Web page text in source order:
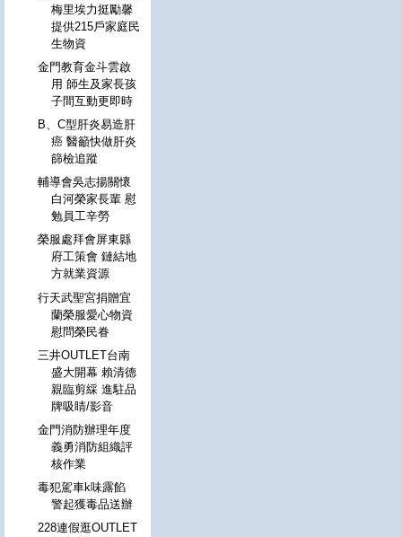
梅里埃力挺勵馨
提供215戶家庭民
生物資
金門教育金斗雲啟
用 師生及家長孩
子間互動更即時
B、C型肝炎易造肝
癌 醫籲快做肝炎
篩檢追蹤
輔導會吳志揚關懷
白河榮家長輩 慰
勉員工辛勞
榮服處拜會屏東縣
府工策會 鏈結地
方就業資源
行天武聖宮捐贈宜
蘭榮服愛心物資
慰問榮民眷
三井OUTLET台南
盛大開幕 賴清德
親臨剪綵 進駐品
牌吸睛/影音
金門消防辦理年度
義勇消防組織評
核作業
毒犯駕車k味露餡
警起獲毒品送辦
228連假逛OUTLET